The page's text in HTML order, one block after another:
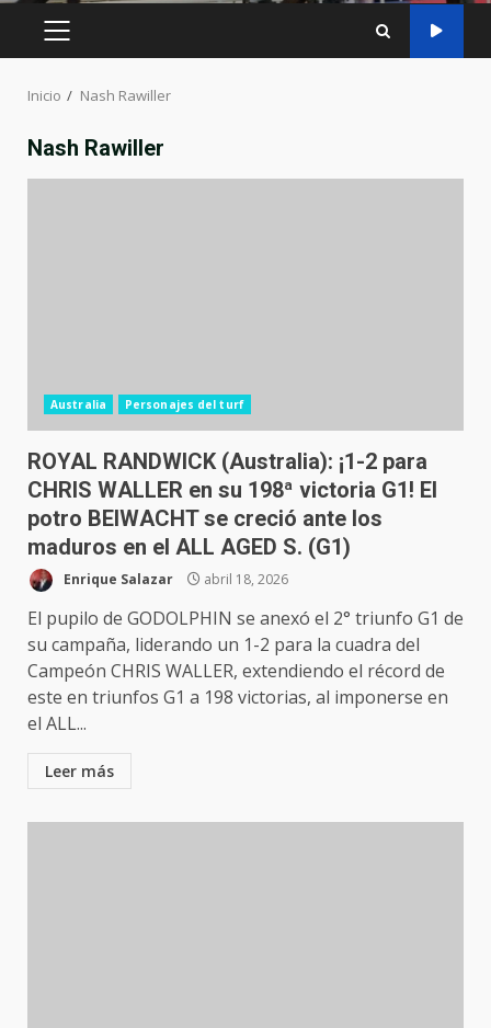
MENÚ
Inicio Nash Rawiller
Nash Rawiller
Australia Personajes del turf
ROYAL RANDWICK (Australia): ¡1-2 para
CHRIS WALLER en su 198ª victoria G1! El
potro BEIWACHT se creció ante los
maduros en el ALL AGED S. (G1)
Enrique Salazar abril 18, 2026
El pupilo de GODOLPHIN se anexó el 2° triunfo G1 de
su campaña, liderando un 1-2 para la cuadra del
Campeón CHRIS WALLER, extendiendo el récord de
este en triunfos G1 a 198 victorias, al imponerse en
el ALL...
Leer más